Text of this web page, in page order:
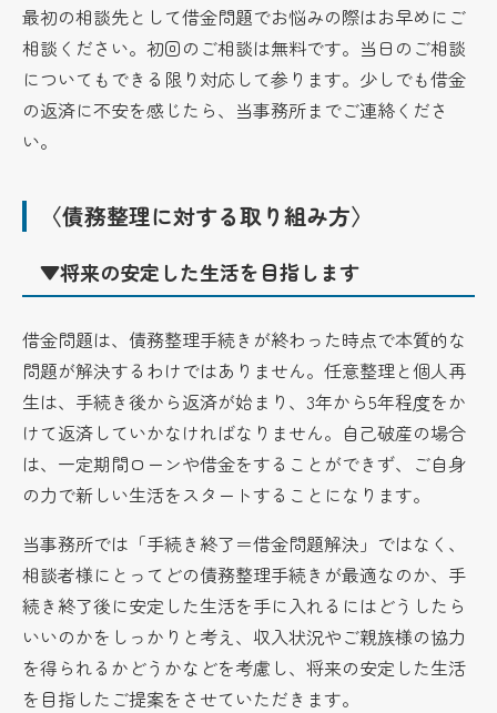
最初の相談先として借金問題でお悩みの際はお早めにご
相談ください。初回のご相談は無料です。当日のご相談
についてもできる限り対応して参ります。少しでも借金
の返済に不安を感じたら、当事務所までご連絡くださ
い。
〈債務整理に対する取り組み方〉
▼将来の安定した生活を目指します
借金問題は、債務整理手続きが終わった時点で本質的な
問題が解決するわけではありません。任意整理と個人再
生は、手続き後から返済が始まり、3年から5年程度をか
けて返済していかなければなりません。自己破産の場合
は、一定期間ローンや借金をすることができず、ご自身
の力で新しい生活をスタートすることになります。
当事務所では「手続き終了＝借金問題解決」ではなく、
相談者様にとってどの債務整理手続きが最適なのか、手
続き終了後に安定した生活を手に入れるにはどうしたら
いいのかをしっかりと考え、収入状況やご親族様の協力
を得られるかどうかなどを考慮し、将来の安定した生活
を目指したご提案をさせていただきます。